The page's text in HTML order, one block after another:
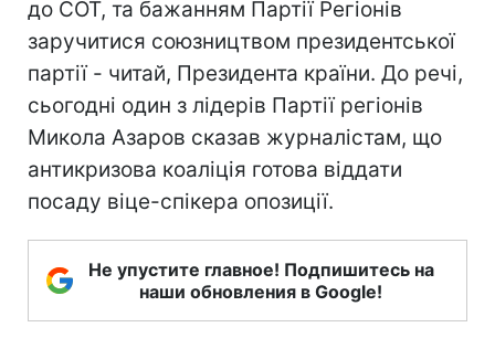
до СОТ, та бажанням Партії Регіонів
заручитися союзництвом президентської
партії - читай, Президента країни. До речі,
сьогодні один з лідерів Партії регіонів
Микола Азаров сказав журналістам, що
антикризова коаліція готова віддати
посаду віце-спікера опозиції.
Не упустите главное! Подпишитесь на
наши обновления в Google!